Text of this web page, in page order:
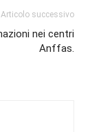
Articolo successivo
nei centri
Anffas.